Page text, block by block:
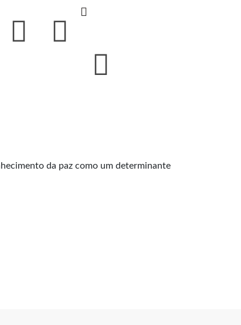
da paz como um determinante